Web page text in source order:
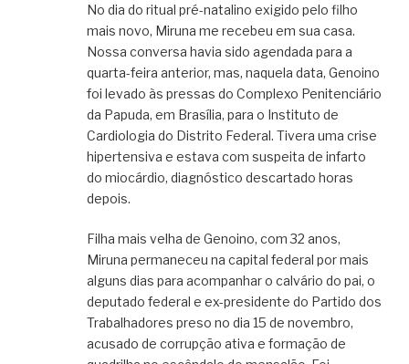
No dia do ritual pré-natalino exigido pelo filho
mais novo, Miruna me recebeu em sua casa.
Nossa conversa havia sido agendada para a
quarta-feira anterior, mas, naquela data, Genoino
foi levado às pressas do Complexo Penitenciário
da Papuda, em Brasília, para o Instituto de
Cardiologia do Distrito Federal. Tivera uma crise
hipertensiva e estava com suspeita de infarto
do miocárdio, diagnóstico descartado horas
depois.
Filha mais velha de Genoino, com 32 anos,
Miruna permaneceu na capital federal por mais
alguns dias para acompanhar o calvário do pai, o
deputado federal e ex-presidente do Partido dos
Trabalhadores preso no dia 15 de novembro,
acusado de corrupção ativa e formação de